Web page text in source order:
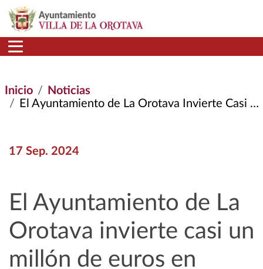
Pasar al contenido principal
Inicio
Noticias
El Ayuntamiento de La Orotava Invierte Casi un Millón de Euros En Obras de Mejora de Los Colegios Públicos
17 Sep. 2024
El Ayuntamiento de La
Orotava invierte casi un
millón de euros en